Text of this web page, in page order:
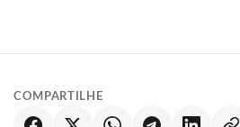
COMPARTILHE